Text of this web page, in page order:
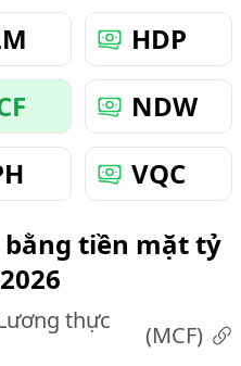
HDP
NDW
VQC
bằng tiền mặt tỷ
thực
(MCF)